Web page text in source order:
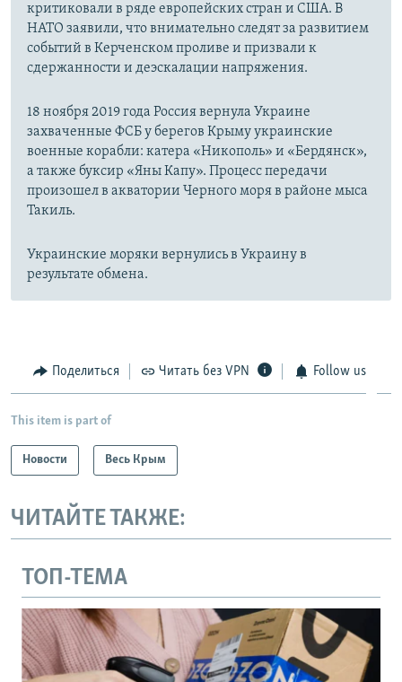
критиковали в ряде европейских стран и США. В
НАТО заявили, что внимательно следят за развитием
событий в Керченском проливе и призвали к
сдержанности и деэскалации напряжения.
18 ноября 2019 года Россия вернула Украине
захваченные ФСБ у берегов Крыму украинские
военные корабли: катера «Никополь» и «Бердянск»,
а также буксир «Яны Капу». Процесс передачи
произошел в акватории Черного моря в районе мыса
Такиль.
Украинские моряки вернулись в Украину в
результате обмена.
Поделиться Читать без VPN Follow us
This item is part of
Новости Весь Крым
ЧИТАЙТЕ ТАКЖЕ:
ТОП-ТЕМА